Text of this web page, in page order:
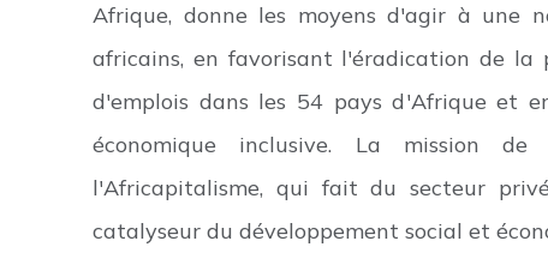
Afrique, donne les moyens d'agir à une
africains, en favorisant l'éradication de
d'emplois dans les 54 pays d'Afrique et
économique inclusive. La mission
l'Africapitalisme, qui fait du secteur
catalyseur du développement social et